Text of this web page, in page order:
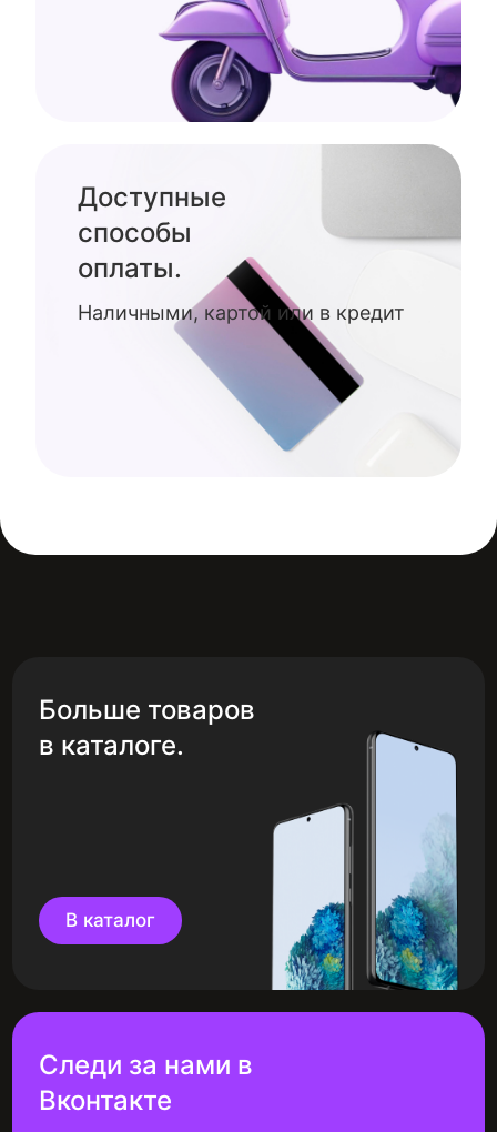
Доступные
способы
оплаты.
Наличными, картой или в кредит
Больше товаров
в каталоге.
В каталог
Следи за нами в
Вконтакте